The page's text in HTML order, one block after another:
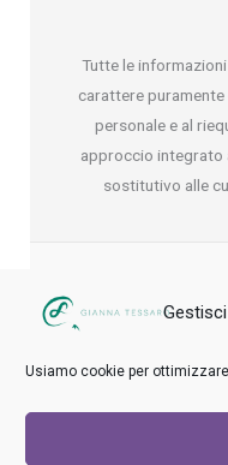
Usiamo cookie per
Tutte le
carattere
personale e al
approccio integrato
sostitutivo alle